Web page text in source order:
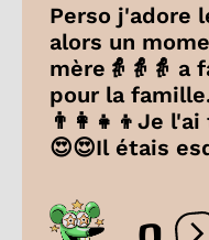
Perso j'adore
alors un
mère👵👵👵 a
pour la famille.
👨‍👩‍👧‍👦Je
😍😍Il étais